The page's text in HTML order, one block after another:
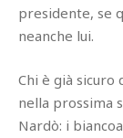
presidente, se
neanche lui.
Chi è già sicuro
nella prossima
Nardò: i